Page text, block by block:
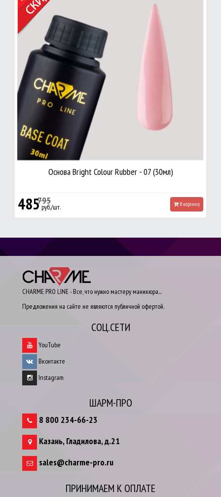
795
Основа Bright Colour Rubber - 07 (30мл)
485руб./шт. В корзину
CHARME PRO LINE - Все, что нужно мастеру маникюра...
Предложения на сайте не являются публичной офертой.
СОЦ.СЕТИ
YouTube
Вконтакте
Instagram
ШАРМ-ПРО
8 800 234-66-23
Казань,Гладилова, д.21
sales@charme-pro.ru
ПРИНИМАЕМ К ОПЛАТЕ